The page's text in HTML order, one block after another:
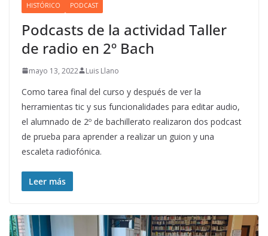
HISTÓRICO PODCAST
Podcasts de la actividad Taller
de radio en 2º Bach
mayo 13, 2022 Luis Llano
Como tarea final del curso y después de ver la
herramientas tic y sus funcionalidades para editar audio,
el alumnado de 2º de bachillerato realizaron dos podcast
de prueba para aprender a realizar un guion y una
escaleta radiofónica.
Leer más